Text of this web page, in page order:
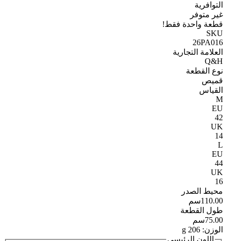
التوافرية
غير متوفر
قطعة واحدة فقط!
SKU
26PA016
العلامة التجارية
Q&H
نوع القطعة
قميص
القياس
M
EU
42
UK
14
L
EU
44
UK
16
محيط الصدر
110.00سم
طول القطعة
75.00سم
الوزن: 206 g
اللون الرئيسي